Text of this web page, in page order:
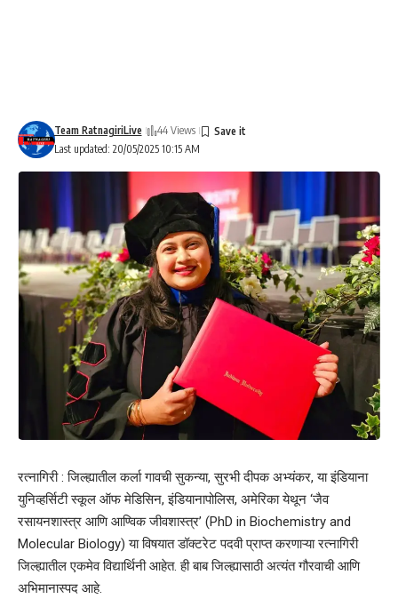
Last updated: 20/05/2025 10:15 AM
Team RatnagiriLive 44 Views
रत्नागिरी : जिल्ह्यातील कर्ला गावची सुकन्या, सुरभी दीपक अभ्यंकर, या इंडियाना
युनिव्हर्सिटी स्कूल ऑफ मेडिसिन, इंडियानापोलिस, अमेरिका येथून ‘जैव
रसायनशास्त्र आणि आण्विक जीवशास्त्र’ (PhD in Biochemistry and
Molecular Biology) या विषयात डॉक्टरेट पदवी प्राप्त करणाऱ्या रत्नागिरी
जिल्ह्यातील एकमेव विद्यार्थिनी आहेत. ही बाब जिल्ह्यासाठी अत्यंत गौरवाची आणि
अभिमानास्पद आहे.